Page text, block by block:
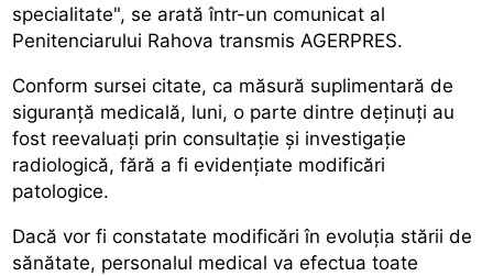
specialitate", se arată într-un comunicat al
Penitenciarului Rahova transmis AGERPRES.
Conform sursei citate, ca măsură suplimentară de
siguranță medicală, luni, o parte dintre deținuți au
fost reevaluați prin consultație și investigație
radiologică, fără a fi evidențiate modificări
patologice.
Dacă vor fi constatate modificări în evoluția stării de
sănătate, personalul medical va efectua toate